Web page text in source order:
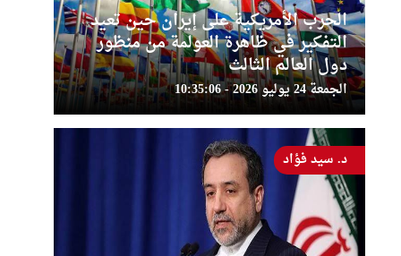
الحرب الأمريكية على إيران حين تعيد
التفكير في ظاهرة العولمة من منظور
دول العالم الثالث
الجمعة 24 يوليو 2026 - 10:35:06
د. سيد فؤاد